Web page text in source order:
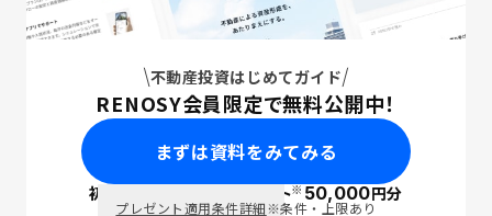
不動産投資はじめてガイド
RENOSY会員限定で無料公開中！
まずは資料をみてみる
初回面談で ポイント※50,000円分
プレゼント適用条件詳細※条件・上限あり